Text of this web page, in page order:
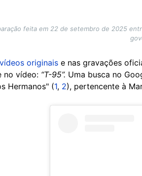
feita em 22 de setembro de 2025
vídeos originais e nas gravações
no vídeo: “T-95”. Uma busca no
Hermanos" (1, 2), pertencente à